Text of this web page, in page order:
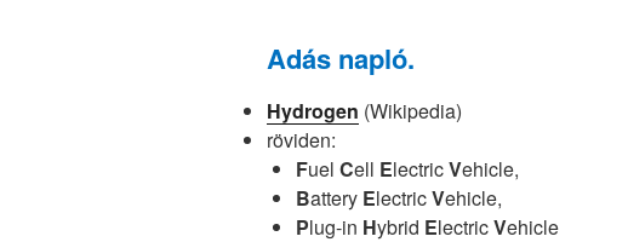
Adás napló.
Hydrogen (Wikipedia)
röviden:
Fuel Cell ElectricVehicle,
Battery ElectricVehicle,
Plug-in Hybrid ElectricVehicle